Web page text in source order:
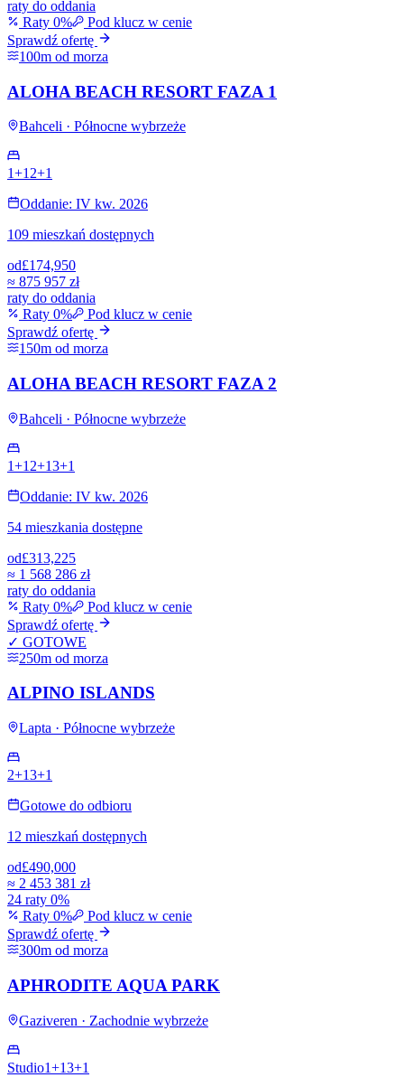
raty do oddania
Raty 0%
Pod klucz w cenie
Sprawdź ofertę
100m od morza
ALOHA BEACH RESORT FAZA 1
Bahceli · Północne wybrzeże
1+1 2+1
Oddanie: IV kw. 2026
109 mieszkań dostępnych
od£174,950
≈ 875 957 zł
raty do oddania
Raty 0%
Pod klucz w cenie
Sprawdź ofertę
150m od morza
ALOHA BEACH RESORT FAZA 2
Bahceli · Północne wybrzeże
1+1 2+13+1
Oddanie: IV kw. 2026
54 mieszkania dostępne
od£313,225
≈ 1 568 286 zł
raty do oddania
Raty 0%
Pod klucz w cenie
Sprawdź ofertę
✓ GOTOWE
250m od morza
ALPINO ISLANDS
Lapta · Północne wybrzeże
2+13+1
Gotowe do odbioru
12 mieszkań dostępnych
od£490,000
≈ 2 453 381 zł
24 raty 0%
Raty 0%
Pod klucz w cenie
Sprawdź ofertę
300m od morza
APHRODITE AQUA PARK
Gaziveren · Zachodnie wybrzeże
Studio1+13+1